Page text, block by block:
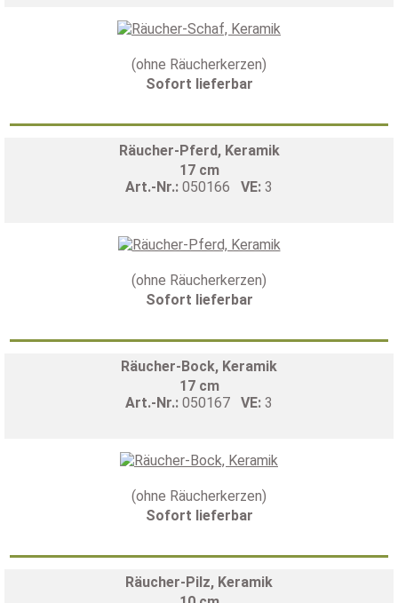
(ohne Räucherkerzen)
Sofort lieferbar
Räucher-Pferd, Keramik
17 cm
Art.-Nr.: 050166 VE: 3
(ohne Räucherkerzen)
Sofort lieferbar
Räucher-Bock, Keramik
17 cm
Art.-Nr.: 050167 VE: 3
(ohne Räucherkerzen)
Sofort lieferbar
Räucher-Pilz, Keramik